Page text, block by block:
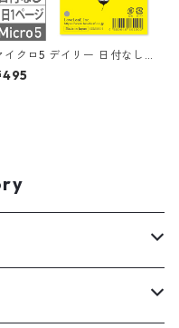
イクロ5 デイリー 日付なし
開き2日間 システム手帳リフ
ル